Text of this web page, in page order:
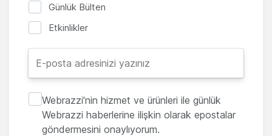
Günlük Bülten
Etkinlikler
Webrazzi'nin hizmet ve ürünleri ile günlük
Webrazzi haberlerine ilişkin olarak epostalar
göndermesini onaylıyorum.